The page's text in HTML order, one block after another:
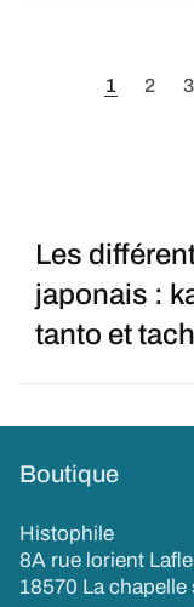
1 2 3
Les
japonais :
tanto et
Boutique
Histophile
8A rue lorient
18570 La